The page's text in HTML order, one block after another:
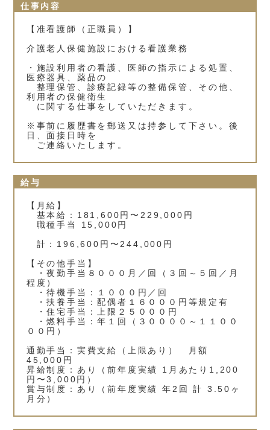
仕事内容
【准看護師（正職員）】
介護老人保健施設における看護業務
・施設利用者の看護、医師の指示による処置、
医療器具、薬品の
整理保管、診療記録等の整備保管、その他、
利用者の保健衛生
に関する仕事をしていただきます。
※事前に履歴書を郵送又は持参して下さい。後
日、面接日時を
ご連絡いたします。
給与
【月給】
基本給：181,600円〜229,000円
職種手当 15,000円
計：196,600円〜244,000円
【その他手当】
・夜勤手当８０００月／回（３回～５回／月
程度）
・待機手当：１０００円／回
・扶養手当：配偶者１６０００円等規定有
・住宅手当：上限２５０００円
・燃料手当：年１回（３００００～１１００
００円）
通勤手当：実費支給（上限あり） 月額
45,000円
昇給制度：あり（前年度実績 1月あたり1,200
円〜3,000円）
賞与制度：あり（前年度実績 年2回 計 3.50ヶ
月分）